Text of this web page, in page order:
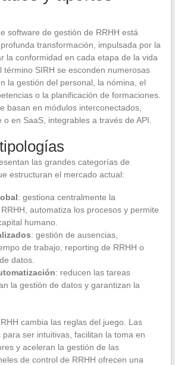
software de gestión de RRHH está
transformación, impulsada por la
la conformidad en cada etapa de la vida
término SIRH se esconden numerosas
la gestión del personal, la nómina, el
o la planificación de formaciones.
basan en módulos interconectados,
en SaaS, integrables a través de API.
las grandes categorías de
estructuran el mercado actual:
: gestiona centralmente la
automatiza los procesos y permite
humano.
: gestión de ausencias,
de trabajo, reporting de RRHH o
datos.
: reducen las tareas
la gestión de datos y garantizan la
cambia las reglas del juego. Las
ser intuitivas, facilitan la toma en
y aceleran la gestión de las
de control de RRHH ofrecen una